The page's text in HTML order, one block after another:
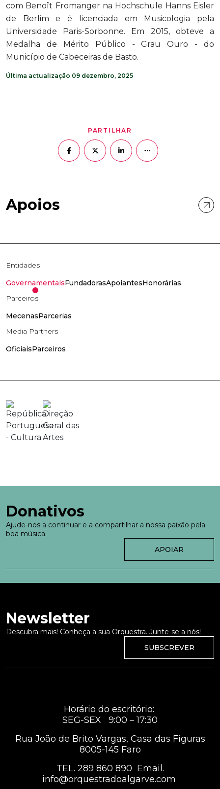
com Benoît Fromanger na Hochschule Hanns Eisler
de Berlim e é licenciada em Musicologia pela
Universidade Paris-Sorbonne. Em 2015, obteve a
Medalha de Mérito Público - Grau Ouro - do
Município de Cabeceiras de Basto.
Última actualização 09 dezembro, 2025
PARTILHAR
Apoios
Entidades
GovernamentaisFundadorasApoiantesHonorárias
Parceiros
MecenasParcerias
Media Partners
OficiaisParceiros
Donativos
Ajude-nos a continuar e a compartilhar a nossa paixão pela
boa música.
APOIAR
Newsletter
Descubra mais! Conheça a sua Orquestra. Junte-se a nós!
SUBSCREVER
Horário do escritório:
SEG-SEX 9:00 – 17:30
Rua João de Brito Vargas, Casa das Figuras
8005-145 Faro
TEL. 289 860 890 Email.
info@orquestradoalgarve.com